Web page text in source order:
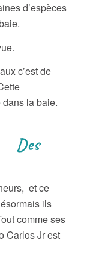
d’espèces
c’est de
dans la baie.
et ce
ils
comme ses
Carlos Jr est